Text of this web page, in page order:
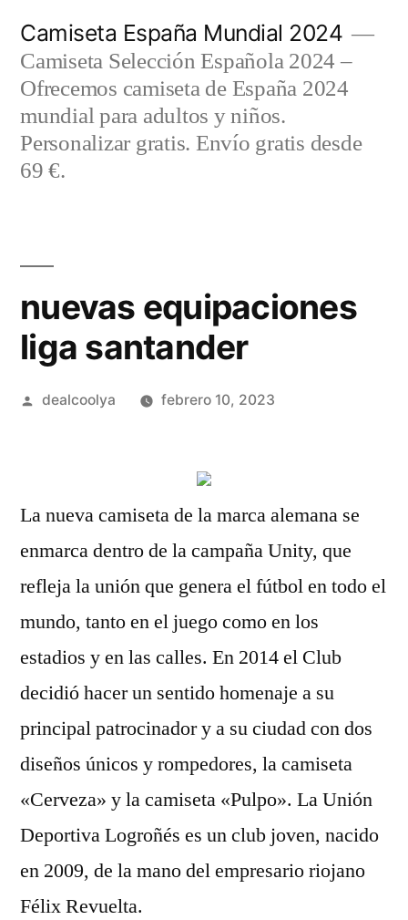
contenido
Camiseta España Mundial 2024
Camiseta Selección Española 2024 –
Ofrecemos camiseta de España 2024
mundial para adultos y niños.
Personalizar gratis. Envío gratis desde
69 €.
nuevas equipaciones
liga santander
Publicado
dealcoolya febrero 10, 2023
La nueva camiseta de la marca alemana se
enmarca dentro de la campaña Unity, que
refleja la unión que genera el fútbol en todo el
mundo, tanto en el juego como en los
estadios y en las calles. En 2014 el Club
decidió hacer un sentido homenaje a su
principal patrocinador y a su ciudad con dos
diseños únicos y rompedores, la camiseta
«Cerveza» y la camiseta «Pulpo». La Unión
Deportiva Logroñés es un club joven, nacido
en 2009, de la mano del empresario riojano
Félix Revuelta.